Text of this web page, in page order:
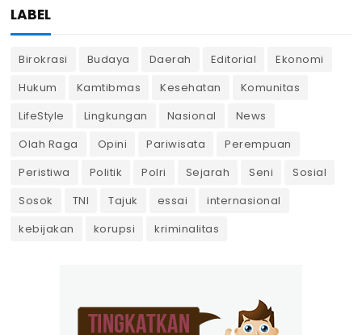
LABEL
Birokrasi Budaya Daerah Editorial
Ekonomi
Hukum
Kamtibmas Kesehatan
Komunitas
LifeStyle
Lingkungan Nasional
News
Olah Raga
Opini Pariwisata
Perempuan
Peristiwa
Politik Polri Sejarah Seni
Sosial
Sosok
TNI Tajuk essai
internasional
kebijakan
korupsi kriminalitas